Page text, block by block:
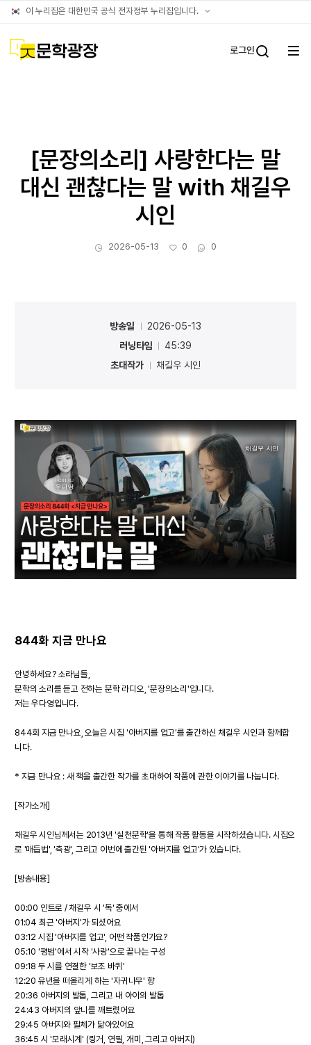
이 누리집은 대한민국 공식 전자정부 누리집입니다. 공식
문학광장 로그인
전체
[문장의소리] 사랑한다는 말
대신 괜찮다는 말 with 채길우
시인
작성일
2026-05-13 좋아요
0 댓글수
0
방송일
2026-05-13
러닝타임
45:39
초대작가
채길우 시인
844화 지금 만나요
안녕하세요? 소라님들,
문학의 소리를 듣고 전하는 문학 라디오, '문장의소리'입니다.
저는 우다영입니다.
844회 지금 만나요, 오늘은 시집 '아버지를 업고'를 출간하신 채길우 시인과 함께합
니다.
* 지금 만나요 : 새 책을 출간한 작가를 초대하여 작품에 관한 이야기를 나눕니다.
[작가소개]
채길우 시인님께서는 2013년 '실천문학'을 통해 작품 활동을 시작하셨습니다. 시집으
로 '매듭법', '측광', 그리고 이번에 출간된 '아버지를 업고'가 있습니다.
[방송내용]
00:00 인트로 / 채길우 시 '독' 중에서
01:04 최근 '아버지'가 되셨어요
03:12 시집 '아버지를 업고', 어떤 작품인가요?
05:10 '평범'에서 시작 '사랑'으로 끝나는 구성
09:18 두 시를 연결한 '보조 바퀴'
12:20 유년을 떠올리게 하는 '자귀나무' 향
20:36 아버지의 발톱, 그리고 내 아이의 발톱
24:43 아버지의 앞니를 깨트렸어요
29:45 아버지와 필체가 닮아있어요
36:45 시 '모래시계' (링거, 연필, 개미, 그리고 아버지)